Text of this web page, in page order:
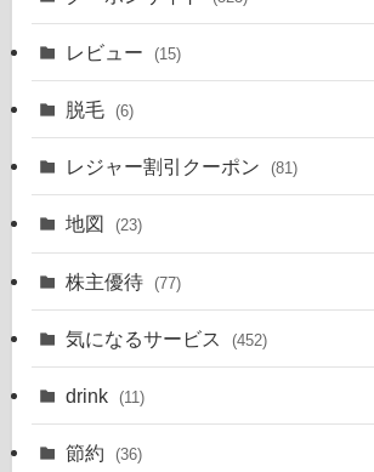
レビュー (15)
脱毛 (6)
レジャー割引クーポン (81)
地図 (23)
株主優待 (77)
気になるサービス (452)
drink (11)
節約 (36)